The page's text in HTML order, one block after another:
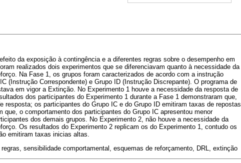
da exposição à contingência e a diferentes regras sobre o desempenho em
realizados dois experimentos que se diferenciavam quanto à necessidade da
Na Fase 1, os grupos foram caracterizados de acordo com a instrução
(Instrução Correspondente) e Grupo ID (Instrução Discrepante). O programa de
em vigor a Extinção. No Experimento 1 houve a necessidade da resposta de
dos participantes do Experimento 1 durante a Fase 1 demonstraram que,
resposta; os participantes do Grupo IC e do Grupo ID emitiram taxas de repostas
o comportamento dos participantes do Grupo IC apresentou menor
dos demais grupos. No Experimento 2, não houve a necessidade da
Os resultados do Experimento 2 replicam os do Experimento 1, contudo os
emitiram taxas inicias altas.
sensibilidade comportamental, esquemas de reforçamento, DRL, extinção